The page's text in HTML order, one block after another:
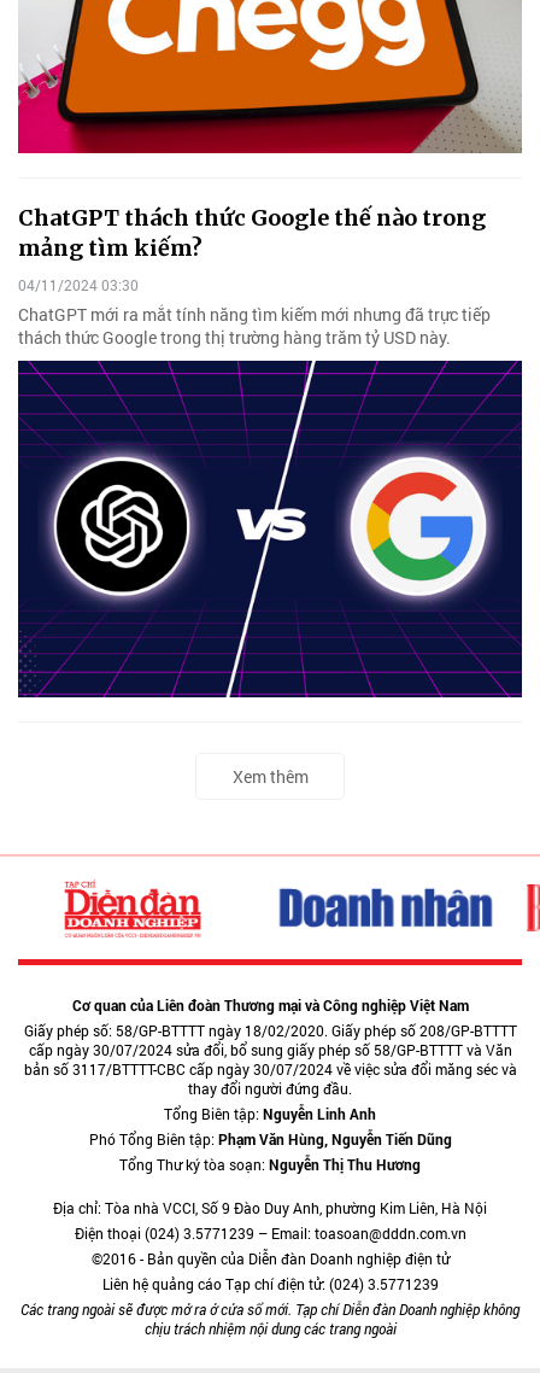
ChatGPT thách thức Google thế nào trong
mảng tìm kiếm?
04/11/2024 03:30
ChatGPT mới ra mắt tính năng tìm kiếm mới nhưng đã trực tiếp
thách thức Google trong thị trường hàng trăm tỷ USD này.
Xem thêm
Cơ quan của Liên đoàn Thương mại và Công nghiệp Việt Nam
Giấy phép số: 58/GP-BTTTT ngày 18/02/2020. Giấy phép số 208/GP-BTTTT
cấp ngày 30/07/2024 sửa đổi, bổ sung giấy phép số 58/GP-BTTTT và Văn
bản số 3117/BTTTT-CBC cấp ngày 30/07/2024 về việc sửa đổi măng séc và
thay đổi người đứng đầu.
Tổng Biên tập:Nguyễn Linh Anh
Phó Tổng Biên tập:Phạm Văn Hùng, Nguyễn Tiến Dũng
Tổng Thư ký tòa soạn:Nguyễn Thị Thu Hương
Địa chỉ: Tòa nhà VCCI, Số 9 Đào Duy Anh, phường Kim Liên, Hà Nội
Điện thoại (024) 3.5771239 – Email: toasoan@dddn.com.vn
©2016 - Bản quyền của Diễn đàn Doanh nghiệp điện tử
Liên hệ quảng cáo Tạp chí điện tử: (024) 3.5771239
Các trang ngoài sẽ được mở ra ở cửa sổ mới. Tạp chí Diễn đàn Doanh nghiệp không
chịu trách nhiệm nội dung các trang ngoài